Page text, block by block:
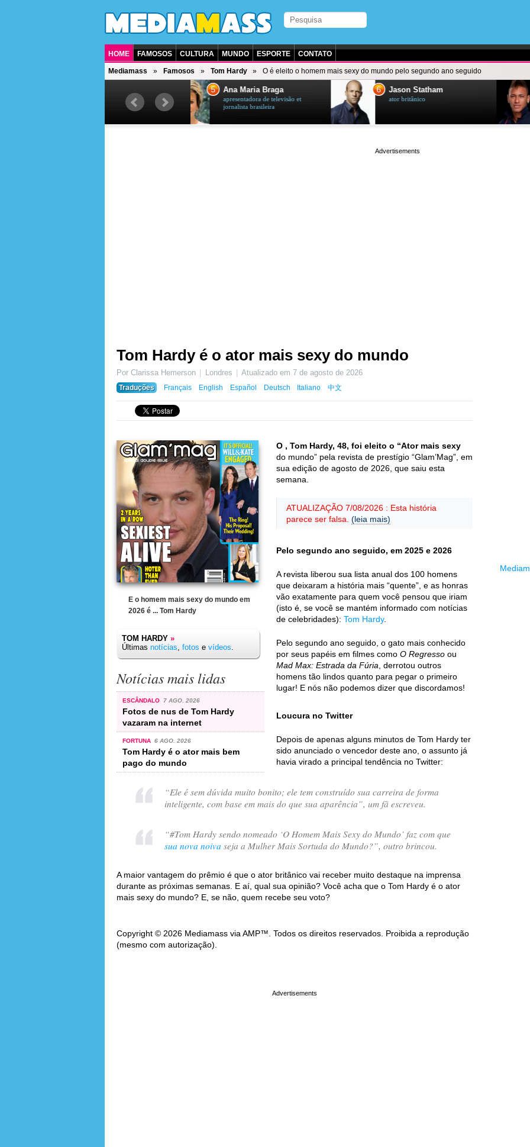
HOME FAMOSOS CULTURA MUNDO ESPORTE CONTATO
Mediamass Famosos Tom Hardy O é eleito o homem mais sexy do mundo pelo segundo ano seguido
apresentadora de televisão et
jornalista brasileira
6 Jason Statham
ator britânico
7 Neymar
futebolista brasileiro
Tom Hardy é o ator mais sexy do mundo
Por Clarissa Hemerson Londres Atualizado em 7 de agosto de 2026
Traduções
Français English Español Deutsch Italiano 中文
E o homem mais sexy do mundo em
2026 é ... Tom Hardy
TOM HARDY »
Últimas notícias, fotos e vídeos.
Notícias mais lidas
ESCÂNDALO 7 AGO. 2026
Fotos de nus de Tom Hardy
vazaram na internet
FORTUNA 6 AGO. 2026
Tom Hardy é o ator mais bem
pago do mundo
O , Tom Hardy, 48, foi eleito o “Ator mais sexy
do mundo” pela revista de prestígio “Glam’Mag”, em
sua edição de agosto de 2026, que saiu esta
semana.
ATUALIZAÇÃO 7/08/2026 : Esta história
parece ser falsa. (leia mais)
Pelo segundo ano seguido, em 2025 e 2026
A revista liberou sua lista anual dos 100 homens
que deixaram a história mais “quente”, e as honras
vão exatamente para quem você pensou que iriam
(isto é, se você se mantém informado com notícias
de celebridades): Tom Hardy.
Pelo segundo ano seguido, o gato mais conhecido
por seus papéis em filmes como O Regresso ou
Mad Max: Estrada da Fúria , derrotou outros
homens tão lindos quanto para pegar o primeiro
lugar! E nós não podemos dizer que discordamos!
Loucura no Twitter
Depois de apenas alguns minutos de Tom Hardy ter
sido anunciado o vencedor deste ano, o assunto já
havia virado a principal tendência no Twitter:
“Ele é sem dúvida muito bonito; ele tem construído sua carreira de forma
inteligente, com base em mais do que sua aparência”, um fã escreveu.
“#Tom Hardy sendo nomeado ‘O Homem Mais Sexy do Mundo’ faz com que
sua nova noiva seja a Mulher Mais Sortuda do Mundo?”, outro brincou.
A maior vantagem do prêmio é que o ator britânico vai receber muito destaque na imprensa
durante as próximas semanas. E aí, qual sua opinião? Você acha que o Tom Hardy é o ator
mais sexy do mundo? E, se não, quem recebe seu voto?
Copyright © 2026 Mediamass via AMP™. Todos os direitos reservados. Proibida a reprodução
(mesmo com autorização).